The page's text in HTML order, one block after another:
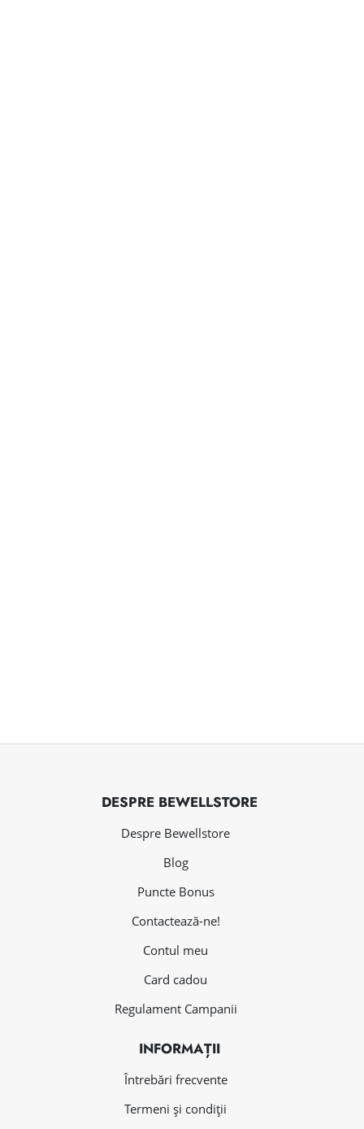
DESPRE BEWELLSTORE
Despre Bewellstore
Blog
Puncte Bonus
Contactează-ne!
Contul meu
Card cadou
Regulament Campanii
INFORMAȚII
Întrebări frecvente
Termeni și condiții